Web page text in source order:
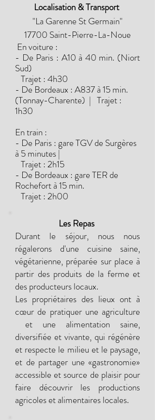
Localisation & Transport
"La Garenne St Germain"
17700 Saint-Pierre-La-Noue
En voiture :
- De Paris : A10 à 40 min. (Niort
Sud)
Trajet : 4h30
- De Bordeaux : A837 à 15 min.
(Tonnay-Charente) | Trajet :
1h30
En train :
- De Paris : gare TGV de Surgères
à 5 minutes |
Trajet : 2h15
- De Bordeaux : gare TER de
Rochefort à 15 min.
Trajet : 2h00
Les Repas
Durant le séjour, nous nous
régalerons d'une cuisine saine,
végétarienne, préparée sur place à
partir des produits de la ferme et
des producteurs locaux.
Les propriétaires des lieux ont à
cœur de pratiquer une agriculture
et une alimentation saine,
diversifiée et vivante, qui régénère
et respecte le milieu et le paysage,
et de partager une «gastronomie»
accessible et source de plaisir pour
faire découvrir les productions
agricoles et alimentaires locales.